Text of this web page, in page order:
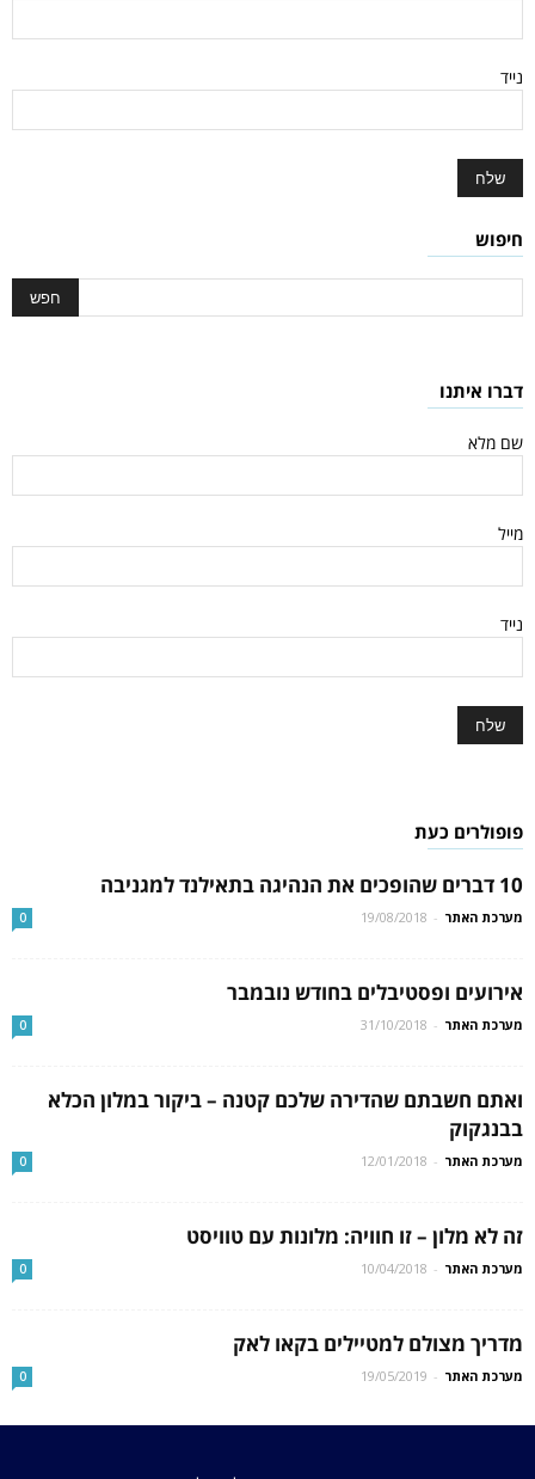
נייד
חיפוש
דברו איתנו
שם מלא
מייל
נייד
פופולרים כעת
10 דברים שהופכים את הנהיגה בתאילנד למגניבה
מערכת האתר -
19/08/2018
0
אירועים ופסטיבלים בחודש נובמבר
מערכת האתר -
31/10/2018
0
ואתם חשבתם שהדירה שלכם קטנה – ביקור במלון הכלא
בבנגקוק
מערכת האתר -
12/01/2018
0
זה לא מלון – זו חוויה: מלונות עם טוויסט
מערכת האתר -
10/04/2018
0
מדריך מצולם למטיילים בקאו לאק
מערכת האתר -
19/05/2019
0